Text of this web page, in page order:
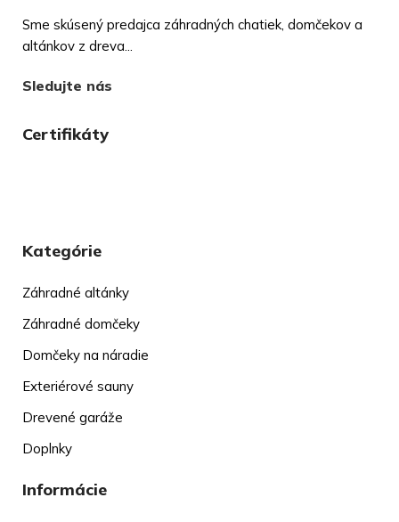
Sme skúsený predajca záhradných chatiek, domčekov a
altánkov z dreva...
Sledujte nás
Certifikáty
Kategórie
Záhradné altánky
Záhradné domčeky
Domčeky na náradie
Exteriérové sauny
Drevené garáže
Doplnky
Informácie